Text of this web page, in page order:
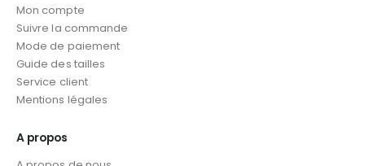
Mon compte
Suivre la commande
Mode de paiement
Guide des tailles
Service client
Mentions légales
A propos